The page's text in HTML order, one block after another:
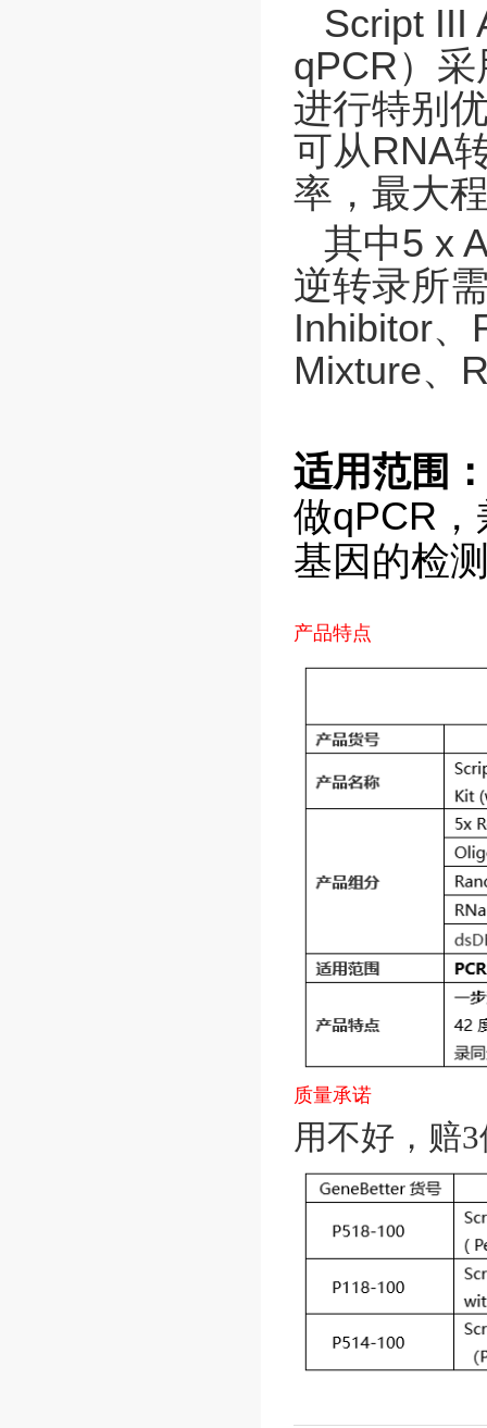
Script III
qPCR）
进行特别
可从RNA
率，最大
其中5 x
逆转录所
Inhibitor、
Mixture、
适用范围
做qPCR
基因的检
产品特点
质量承诺
用不好，赔